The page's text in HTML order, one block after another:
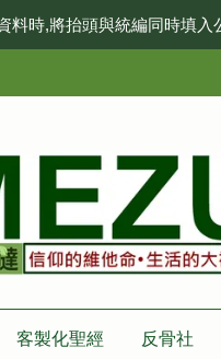
料時,將抬頭與統編同時填入
客製化聖經 反骨社